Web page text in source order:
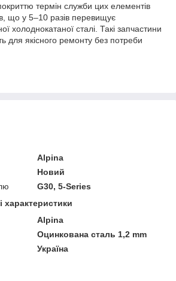
термін служби цих елементів
що у 5–10 разів перевищує
холоднокатаної сталі. Такі запчастини
для якісного ремонту без потреби
Alpina
Новий
G30, 5-Series
характеристики
Alpina
Оцинкована сталь 1,2 mm
Україна